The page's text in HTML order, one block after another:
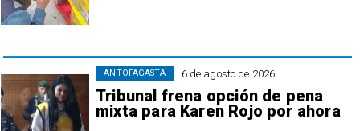
6 de agosto de 2026
Tribunal frena opción de pena
mixta para Karen Rojo por ahora
ANTOFAGASTA